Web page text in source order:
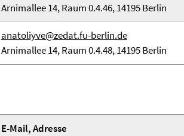
Arnimallee 14, Raum 0.4.46, 14195 Berlin
anatoliyve@zedat.fu-berlin.de
Arnimallee 14, Raum 0.4.48, 14195 Berlin
E-Mail, Adresse